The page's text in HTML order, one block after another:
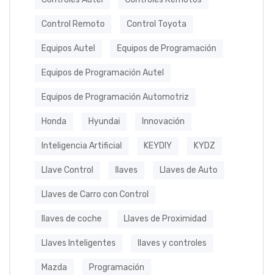
Control Remoto Control Toyota
Equipos Autel Equipos de Programación
Equipos de Programación Autel
Equipos de Programación Automotriz
Honda Hyundai Innovación
Inteligencia Artificial KEYDIY KYDZ
Llave Control llaves Llaves de Auto
Llaves de Carro con Control
llaves de coche Llaves de Proximidad
Llaves Inteligentes llaves y controles
Mazda Programación